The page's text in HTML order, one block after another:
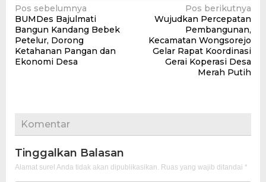
Navigasi
pos
Pos sebelumnya
BUMDes Bajulmati
Bangun Kandang Bebek
Petelur, Dorong
Ketahanan Pangan dan
Ekonomi Desa
Pos berikutnya
Wujudkan Percepatan
Pembangunan,
Kecamatan Wongsorejo
Gelar Rapat Koordinasi
Gerai Koperasi Desa
Merah Putih
Komentar
Tinggalkan Balasan
Alamat surel Anda tidak akan dipublikasikan. Ruas yang wajib ditandai *